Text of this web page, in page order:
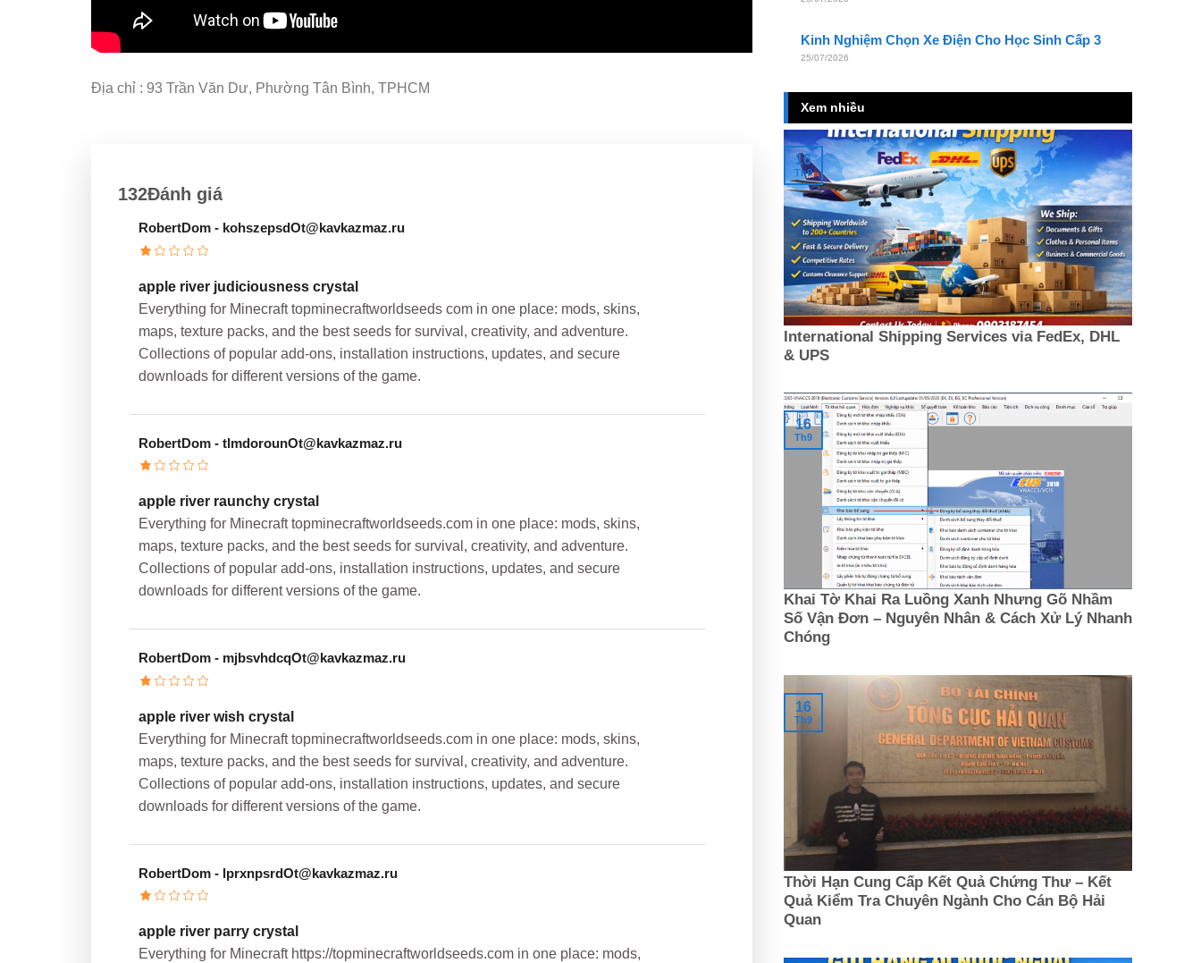
Địa chỉ : 93 Trần Văn Dư, Phường Tân Bình, TPHCM
132Đánh giá
RobertDom - kohszepsdOt@kavkazmaz.ru
apple river judiciousness crystal
Everything for Minecraft topminecraftworldseeds com in one place: mods, skins,
maps, texture packs, and the best seeds for survival, creativity, and adventure.
Collections of popular add-ons, installation instructions, updates, and secure
downloads for different versions of the game.
RobertDom - tlmdorounOt@kavkazmaz.ru
apple river raunchy crystal
Everything for Minecraft topminecraftworldseeds.com in one place: mods, skins,
maps, texture packs, and the best seeds for survival, creativity, and adventure.
Collections of popular add-ons, installation instructions, updates, and secure
downloads for different versions of the game.
RobertDom - mjbsvhdcqOt@kavkazmaz.ru
apple river wish crystal
Everything for Minecraft topminecraftworldseeds.com in one place: mods, skins,
maps, texture packs, and the best seeds for survival, creativity, and adventure.
Collections of popular add-ons, installation instructions, updates, and secure
downloads for different versions of the game.
RobertDom - lprxnpsrdOt@kavkazmaz.ru
apple river parry crystal
Everything for Minecraft https://topminecraftworldseeds.com in one place: mods,
Kinh Nghiệm Chọn Xe Điện Cho Học Sinh Cấp 3
25/07/2026
Xem nhiều
International Shipping Services via FedEx, DHL
& UPS
16
Th9
Khai Tờ Khai Ra Luồng Xanh Nhưng Gõ Nhầm
Số Vận Đơn – Nguyên Nhân & Cách Xử Lý Nhanh
Chóng
16
Th9
Thời Hạn Cung Cấp Kết Quả Chứng Thư – Kết
Quả Kiểm Tra Chuyên Ngành Cho Cán Bộ Hải
Quan
16
Th9